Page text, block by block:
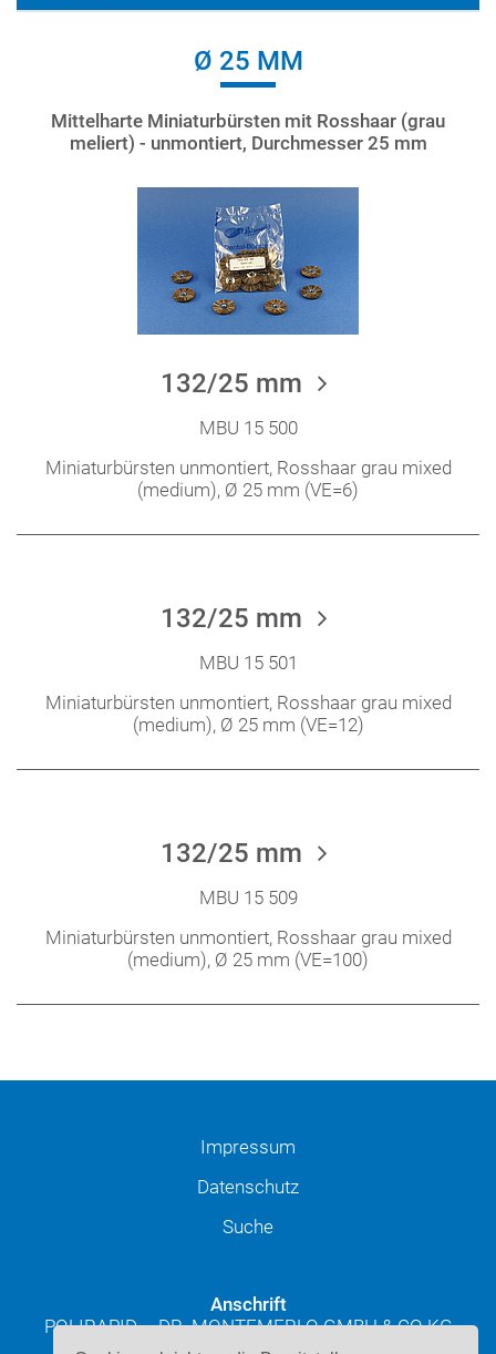
Ø 25 MM
Mittelharte Miniaturbürsten mit Rosshaar (grau
meliert) - unmontiert, Durchmesser 25 mm
132/25 mm
MBU 15 500
Miniaturbürsten unmontiert, Rosshaar grau mixed
(medium), Ø 25 mm (VE=6)
132/25 mm
MBU 15 501
Miniaturbürsten unmontiert, Rosshaar grau mixed
(medium), Ø 25 mm (VE=12)
132/25 mm
MBU 15 509
Miniaturbürsten unmontiert, Rosshaar grau mixed
(medium), Ø 25 mm (VE=100)
Impressum
Datenschutz
Suche
Anschrift
POLIRAPID – DR. MONTEMERLO GMBH & CO KG
Josef-Schüttler-Straße 49